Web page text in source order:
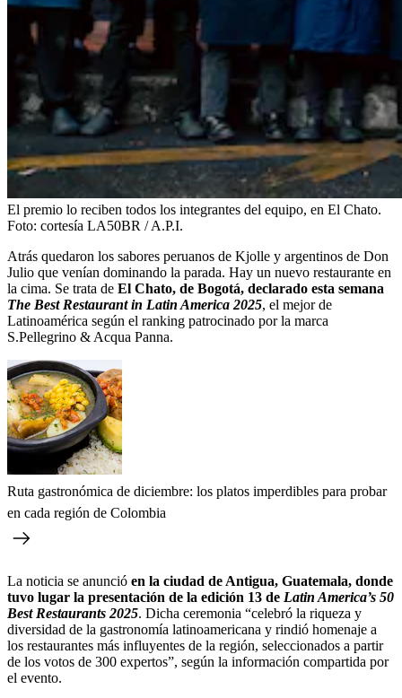
El premio lo reciben todos los integrantes del equipo, en El Chato.
Foto: cortesía LA50BR / A.P.I.
Atrás quedaron los sabores peruanos de Kjolle y argentinos de Don
Julio que venían dominando la parada. Hay un nuevo restaurante en
la cima. Se trata de El Chato, de Bogotá, declarado esta semana
The Best Restaurant in Latin America 2025, el mejor de
Latinoamérica según el ranking patrocinado por la marca
S.Pellegrino & Acqua Panna.
Ruta gastronómica de diciembre: los platos imperdibles para probar
en cada región de Colombia
La noticia se anunció en la ciudad de Antigua, Guatemala, donde
tuvo lugar la presentación de la edición 13 de Latin America’s 50
Best Restaurants 2025. Dicha ceremonia “celebró la riqueza y
diversidad de la gastronomía latinoamericana y rindió homenaje a
los restaurantes más influyentes de la región, seleccionados a partir
de los votos de 300 expertos”, según la información compartida por
el evento.